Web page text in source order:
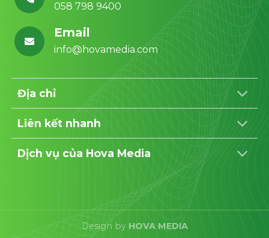
058 798 9400
Email
info@hovamedia.com
Địa chỉ
Liên kết nhanh
Dịch vụ của Hova Media
Design by HOVA MEDIA